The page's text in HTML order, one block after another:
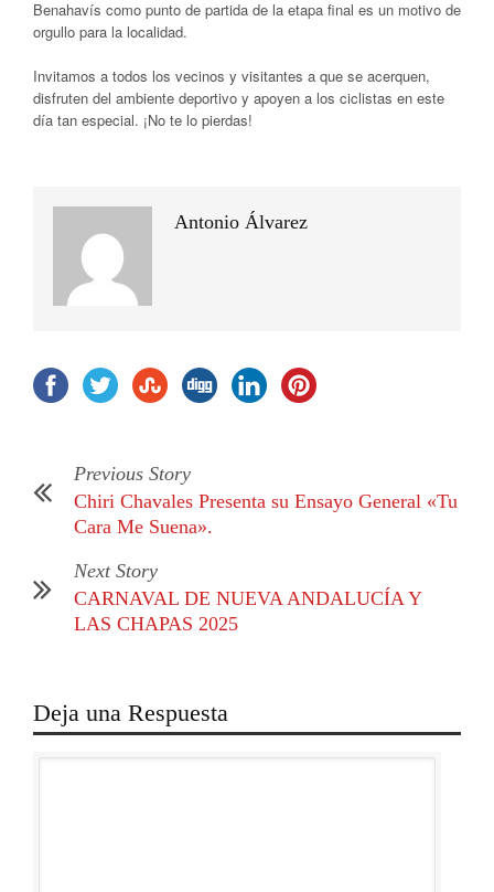
Benahavís como punto de partida de la etapa final es un motivo de
orgullo para la localidad.
Invitamos a todos los vecinos y visitantes a que se acerquen,
disfruten del ambiente deportivo y apoyen a los ciclistas en este
día tan especial. ¡No te lo pierdas!
Antonio Álvarez
Previous Story
Chiri Chavales Presenta su Ensayo General «Tu
Cara Me Suena».
Next Story
CARNAVAL DE NUEVA ANDALUCÍA Y
LAS CHAPAS 2025
Deja una Respuesta